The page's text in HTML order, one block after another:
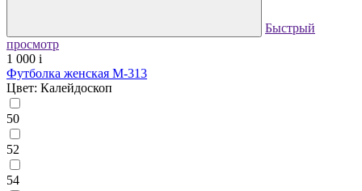
Быстрый
просмотр
1 000 i
Футболка женская М-313
Цвет: Калейдоскоп
50
52
54